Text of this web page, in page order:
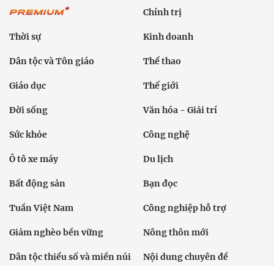
Chính trị
Thời sự Kinh doanh
Dân tộc và Tôn giáo Thể thao
Giáo dục Thế giới
Đời sống Văn hóa - Giải trí
Sức khỏe Công nghệ
Ô tô xe máy Du lịch
Bất động sản Bạn đọc
Tuần Việt Nam Công nghiệp hỗ trợ
Giảm nghèo bền vững Nông thôn mới
Dân tộc thiểu số và miền núi Nội dung chuyên đề